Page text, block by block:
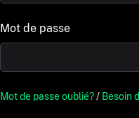
Mot de passe
Mot de passe oublié?/ Besoin